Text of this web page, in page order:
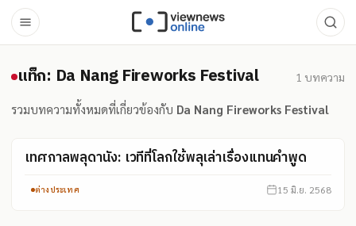
แท็ก: Da Nang Fireworks
แท็ก: Da Nang Fireworks Festival 1 บทความ
รวมบทความทั้งหมดที่เกี่ยวข้องกับ Da Nang Fireworks Festival
เทศกาลพลุดานัง: เวทีที่โลกใช้พลุเล่าเรื่องแทนคำพูด
ต่างประเทศ 15 มิ.ย. 2568